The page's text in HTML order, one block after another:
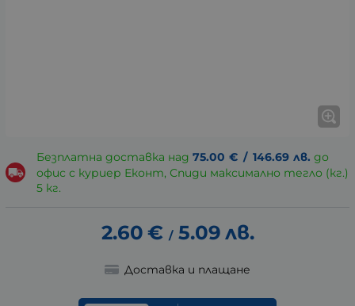
Безплатна доставка над 75.00 € / 146.69 лв. до
офис с куриер Еконт, Спиди максимално тегло (кг.)
5 кг.
2.60 € / 5.09 лв.
Доставка и плащане